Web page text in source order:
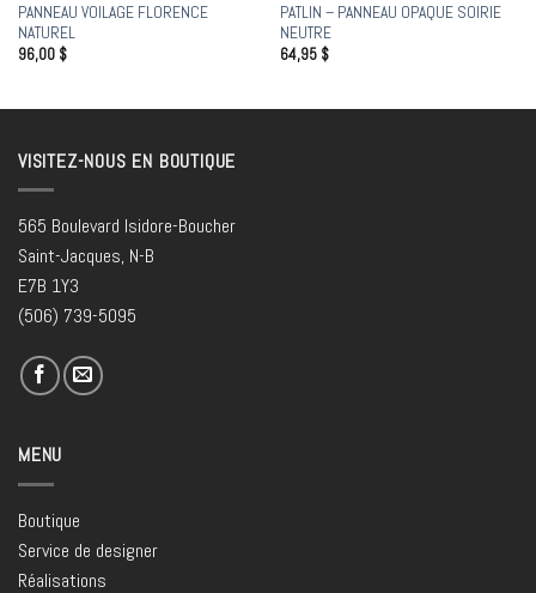
PANNEAU VOILAGE FLORENCE
NATUREL
96,00 $
PATLIN – PANNEAU OPAQUE SOIRIE
NEUTRE
64,95 $
VISITEZ-NOUS EN BOUTIQUE
565 Boulevard Isidore-Boucher
Saint-Jacques, N-B
E7B 1Y3
(506) 739-5095
MENU
Boutique
Service de designer
Réalisations